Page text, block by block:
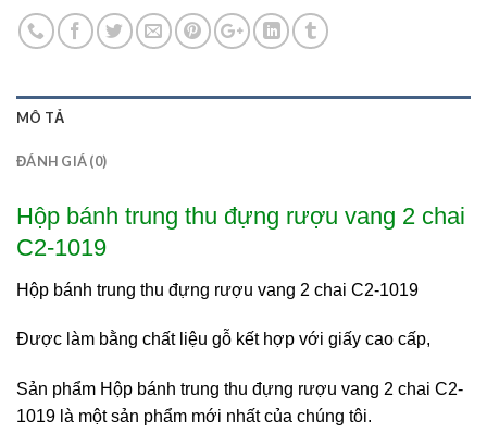
MÔ TẢ
ĐÁNH GIÁ (0)
Hộp bánh trung thu đựng rượu vang 2 chai
C2-1019
Hộp bánh trung thu đựng rượu vang 2 chai C2-1019
Được làm bằng chất liệu gỗ kết hợp với giấy cao cấp,
Sản phẩm Hộp bánh trung thu đựng rượu vang 2 chai C2-
1019 là một sản phẩm mới nhất của chúng tôi.